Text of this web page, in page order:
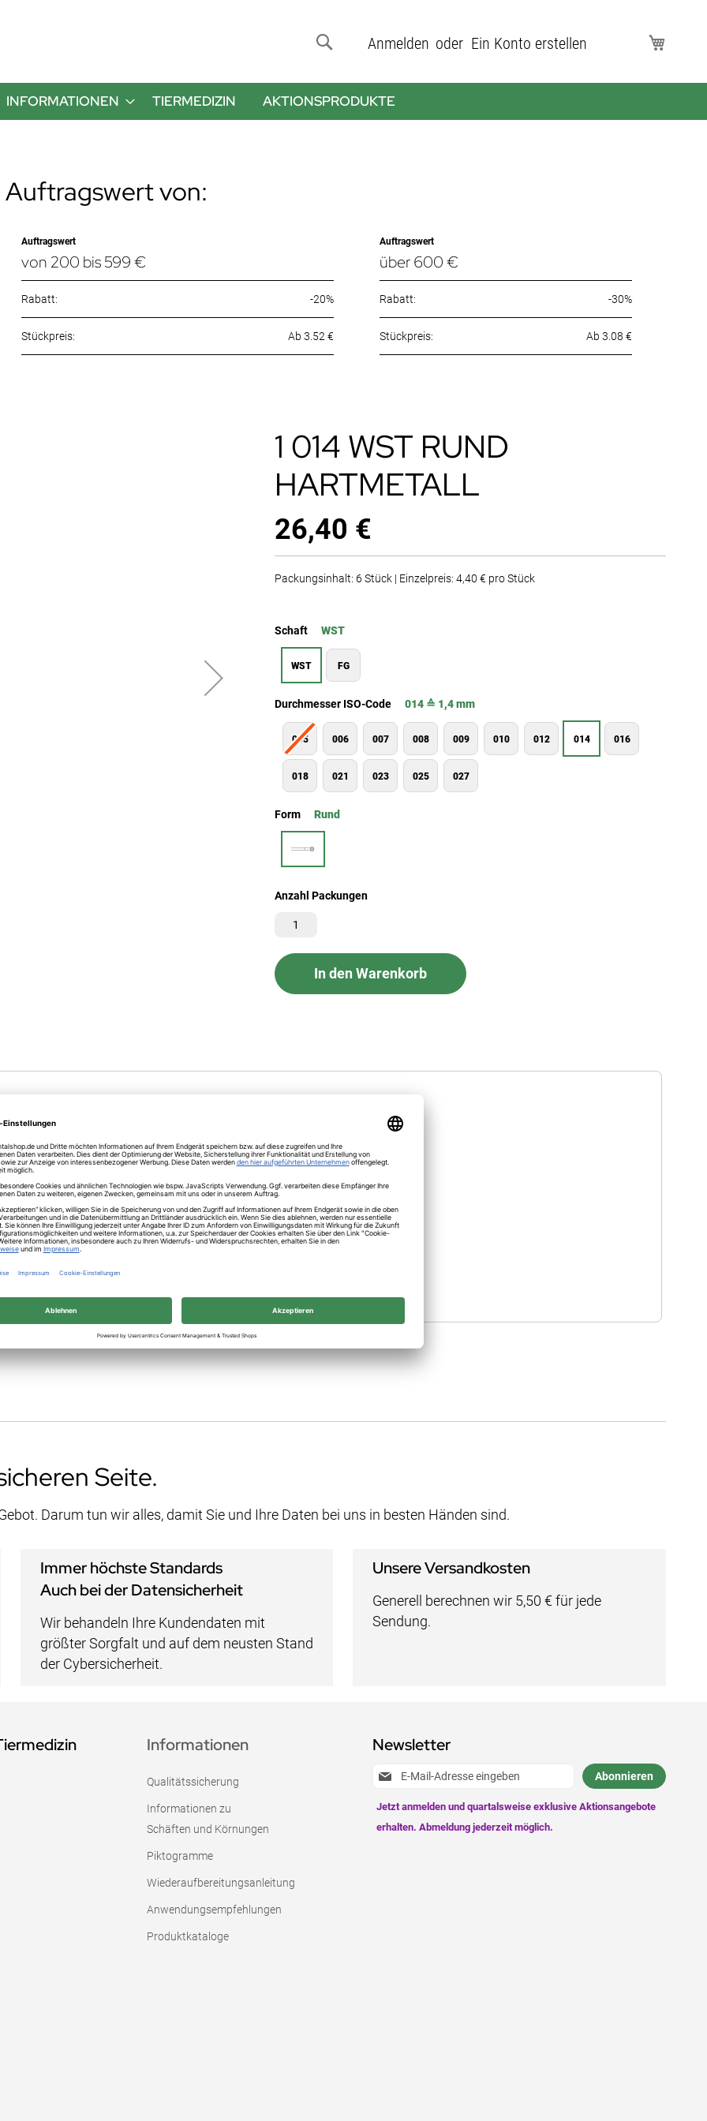
Direkt
Inhalt
Anmelden Ein Konto erstellen
INFORMATIONEN TIERMEDIZIN AKTIONSPRODUKTE
von:
Auftragswert
von 200 bis 599 €
Auftragswert
über 600 €
Rabatt: -20% Rabatt: -30%
Ab 3.52 € Ab 3.08 €
1 014 WST RUND
HARTMETALL
26,40 €
Packungsinhalt: 6 Stück | Einzelpreis: 4,40 € pro Stück
Schaft WST
WST FG
Durchmesser ISO-Code 014 ≙ 1,4 mm
005 006 007 008 009 010 012 014 016
018 021 023 025 027
Form Rund
Anzahl Packungen
In den Warenkorb
Seite.
Darum tun wir alles, damit Sie und Ihre Daten bei uns in besten Händen sind.
Immer höchste Standards
Auch bei der Datensicherheit
Wir behandeln Ihre Kundendaten mit
größter Sorgfalt und auf dem neusten Stand
der Cybersicherheit.
Unsere Versandkosten
Generell berechnen wir 5,50 € für jede
Sendung.
Newsletter
Anmeldung
Newsletter:
Abonnieren
Informationen
Qualitätssicherung
Informationen zu
Schäften und Körnungen
Piktogramme
Wiederaufbereitungsanleitung
Anwendungsempfehlungen
Produktkataloge